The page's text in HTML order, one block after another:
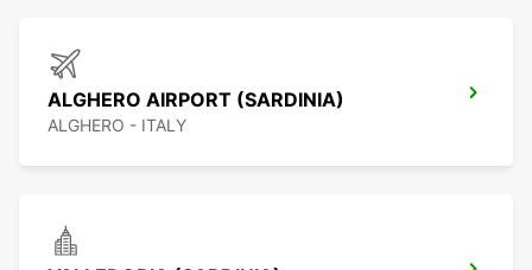
ALGHERO AIRPORT (SARDINIA)
ALGHERO - ITALY